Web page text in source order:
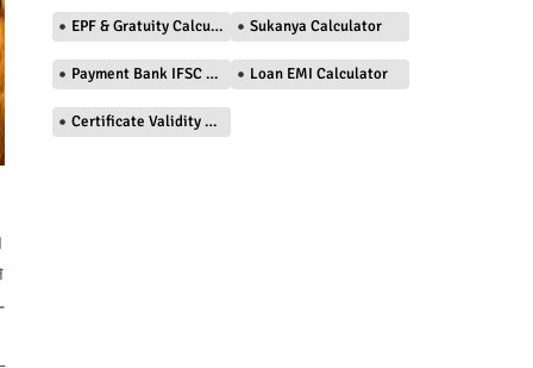
EPF & Gratuity Calculator Sukanya Calculator
Payment Bank IFSC Finder Loan EMI Calculator
Certificate Validity Checker